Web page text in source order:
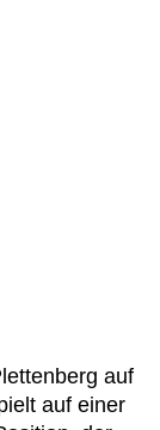
auf
auf einer